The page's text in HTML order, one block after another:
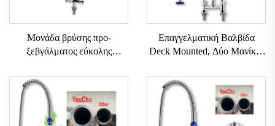
Μονάδα βρύσης προ-
ξεβγάλματος εύκολης
38" τύπου εγκατάστασης στην
επιφάνεια του νεροχύτη, 12"
επαγγελματική βρύση για
προ-ξέβγαλμα με αγκώνα για
Επαγγελματική Βαλβίδα
Deck Mounted, Δύο Μανίκια
Προ-Ξέβγαλση, για Κουζίνα,
Εύκολη Εγκατάσταση,
Μοχλός Χειρός, Βιομηχανική,
για Ξενοδοχεία